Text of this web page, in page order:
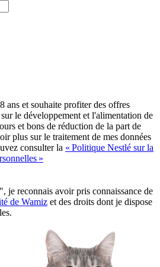
ans et souhaite profiter des offres
le développement et l'alimentation de
et bons de réduction de la part de
plus sur le traitement de mes données
consulter la « Politique Nestlé sur la
»
je reconnais avoir pris connaissance de
de Wamiz et des droits dont je dispose